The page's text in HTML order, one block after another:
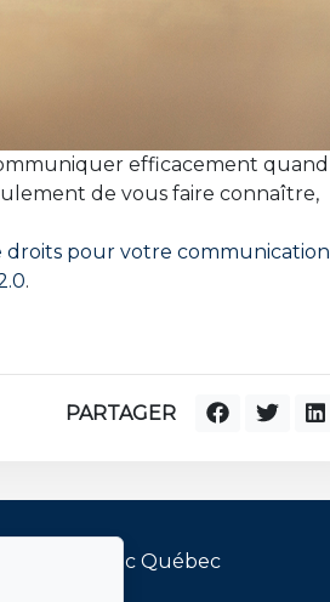
efficacement quand
de vous faire connaître,
droits pour votre communication
.
PARTAGER